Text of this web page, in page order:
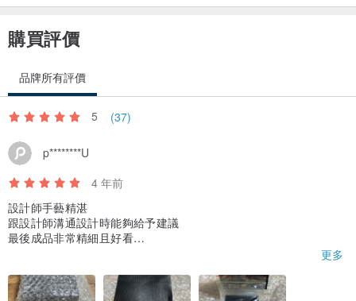
購買評價
品牌所有評價
5 (37)
p********U
4 年前
設計師手藝精湛
跟設計師溝通設計時能夠給予建議
最後成品非常精細且好看
這是我第二次跟設計師購買訂製商品
大推～
更多